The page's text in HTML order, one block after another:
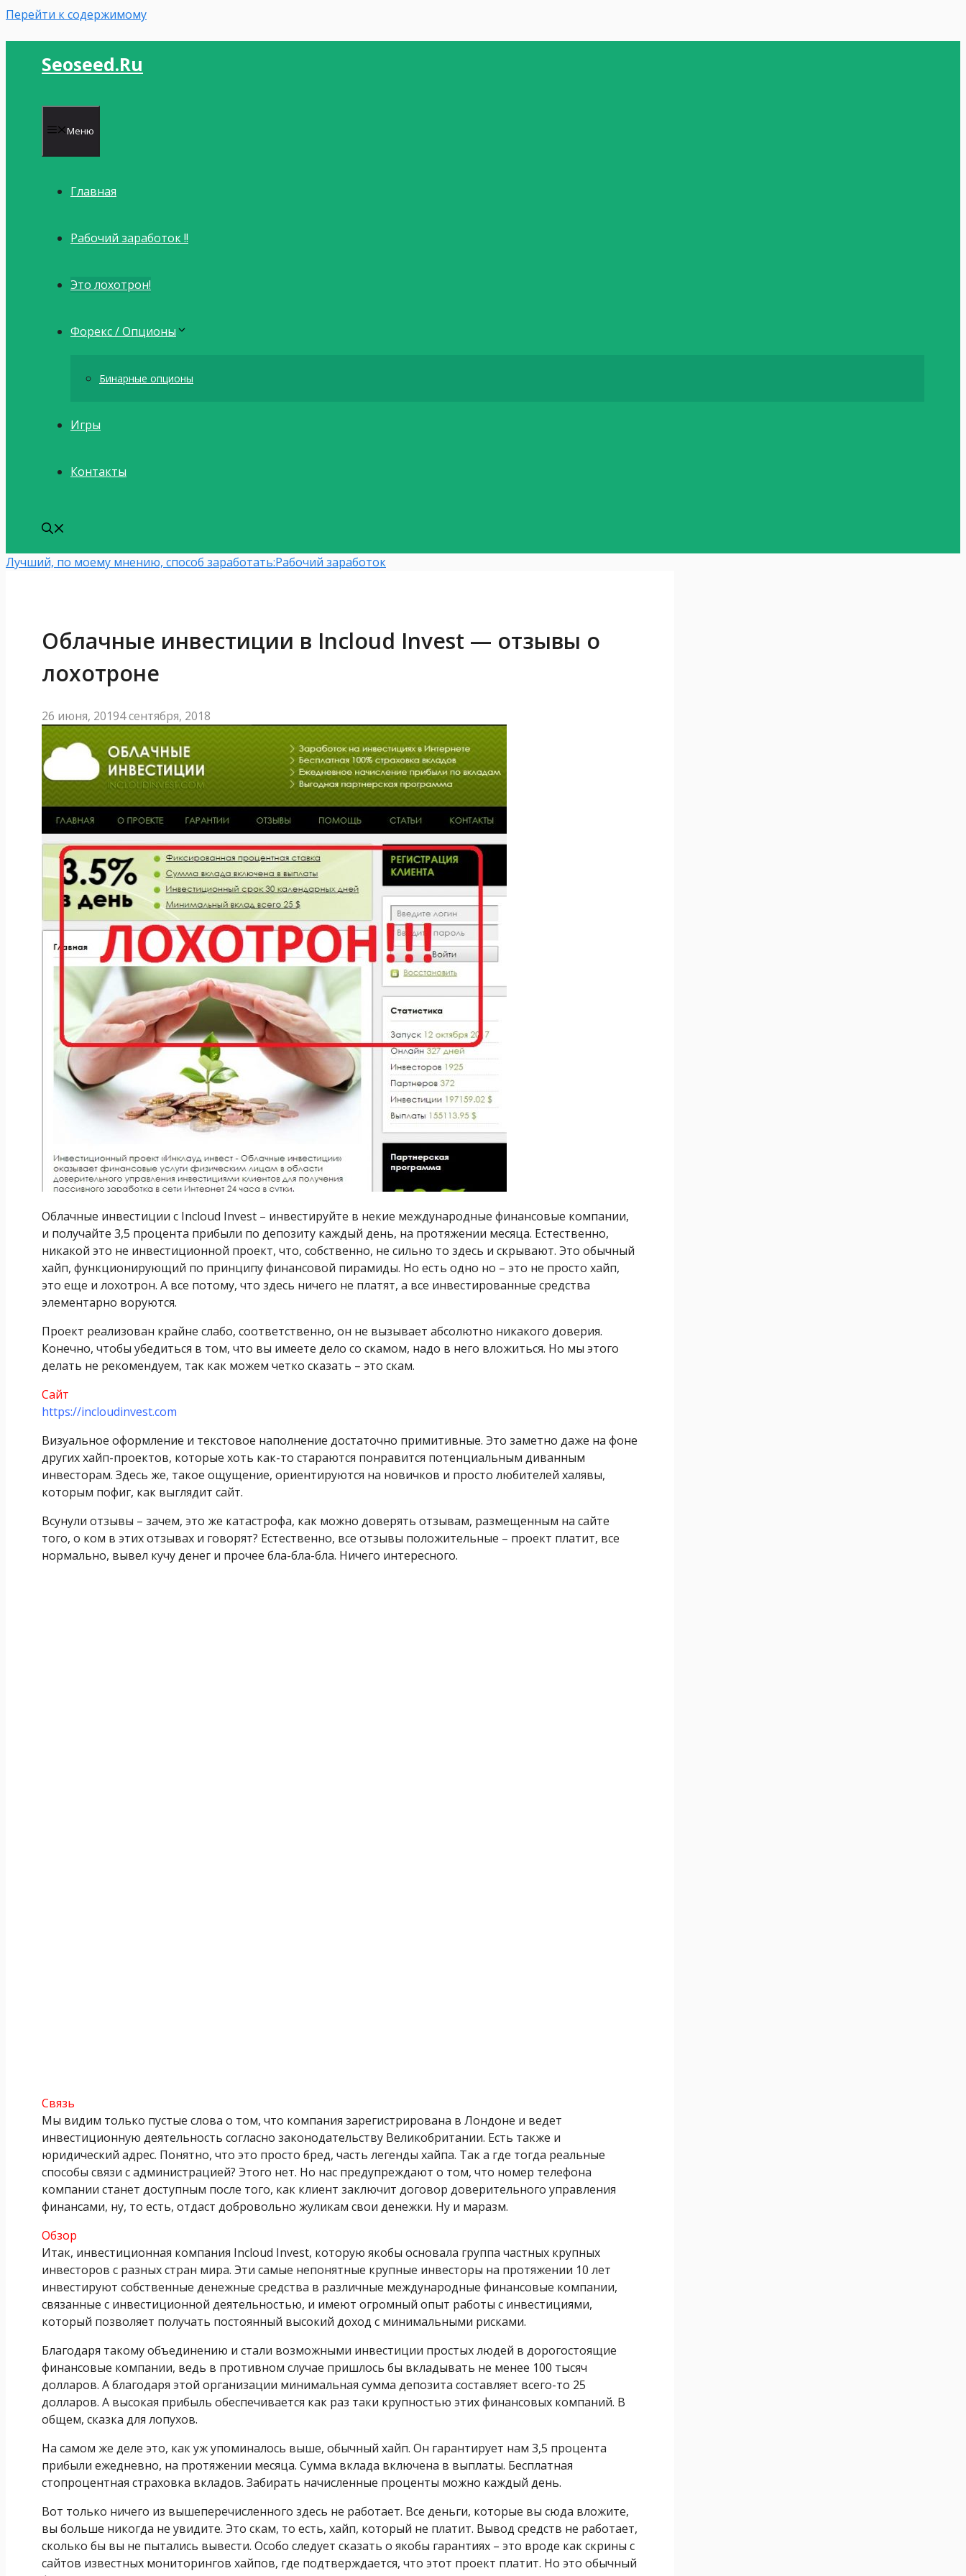
Перейти к содержимому
Seoseed.ru
Меню
Главная
Рабочий заработок !!
Это лохотрон!
Форекс / Опционы
Бинарные опционы
Игры
Контакты
Лучший, по моему мнению, способ заработать:Рабочий заработок
Облачные инвестиции в Incloud Invest — отзывы о
лохотроне
26 июня, 20194 сентября, 2018
Облачные инвестиции с Incloud Invest – инвестируйте в некие международные финансовые компании,
и получайте 3,5 процента прибыли по депозиту каждый день, на протяжении месяца. Естественно,
никакой это не инвестиционной проект, что, собственно, не сильно то здесь и скрывают. Это обычный
хайп, функционирующий по принципу финансовой пирамиды. Но есть одно но – это не просто хайп,
это еще и лохотрон. А все потому, что здесь ничего не платят, а все инвестированные средства
элементарно воруются.
Проект реализован крайне слабо, соответственно, он не вызывает абсолютно никакого доверия.
Конечно, чтобы убедиться в том, что вы имеете дело со скамом, надо в него вложиться. Но мы этого
делать не рекомендуем, так как можем четко сказать – это скам.
Сайт
https://incloudinvest.com
Визуальное оформление и текстовое наполнение достаточно примитивные. Это заметно даже на фоне
других хайп-проектов, которые хоть как-то стараются понравится потенциальным диванным
инвесторам. Здесь же, такое ощущение, ориентируются на новичков и просто любителей халявы,
которым пофиг, как выглядит сайт.
Всунули отзывы – зачем, это же катастрофа, как можно доверять отзывам, размещенным на сайте
того, о ком в этих отзывах и говорят? Естественно, все отзывы положительные – проект платит, все
нормально, вывел кучу денег и прочее бла-бла-бла. Ничего интересного.
Связь
Мы видим только пустые слова о том, что компания зарегистрирована в Лондоне и ведет
инвестиционную деятельность согласно законодательству Великобритании. Есть также и
юридический адрес. Понятно, что это просто бред, часть легенды хайпа. Так а где тогда реальные
способы связи с администрацией? Этого нет. Но нас предупреждают о том, что номер телефона
компании станет доступным после того, как клиент заключит договор доверительного управления
финансами, ну, то есть, отдаст добровольно жуликам свои денежки. Ну и маразм.
Обзор
Итак, инвестиционная компания Incloud Invest, которую якобы основала группа частных крупных
инвесторов с разных стран мира. Эти самые непонятные крупные инвесторы на протяжении 10 лет
инвестируют собственные денежные средства в различные международные финансовые компании,
связанные с инвестиционной деятельностью, и имеют огромный опыт работы с инвестициями,
который позволяет получать постоянный высокий доход с минимальными рисками.
Благодаря такому объединению и стали возможными инвестиции простых людей в дорогостоящие
финансовые компании, ведь в противном случае пришлось бы вкладывать не менее 100 тысяч
долларов. А благодаря этой организации минимальная сумма депозита составляет всего-то 25
долларов. А высокая прибыль обеспечивается как раз таки крупностью этих финансовых компаний. В
общем, сказка для лопухов.
На самом же деле это, как уж упоминалось выше, обычный хайп. Он гарантирует нам 3,5 процента
прибыли ежедневно, на протяжении месяца. Сумма вклада включена в выплаты. Бесплатная
стопроцентная страховка вкладов. Забирать начисленные проценты можно каждый день.
Вот только ничего из вышеперечисленного здесь не работает. Все деньги, которые вы сюда вложите,
вы больше никогда не увидите. Это скам, то есть, хайп, который не платит. Вывод средств не работает,
сколько бы вы не пытались вывести. Особо следует сказать о якобы гарантиях – это вроде как скрины с
сайтов известных мониторингов хайпов, где подтверждается, что этот проект платит. Но это обычный